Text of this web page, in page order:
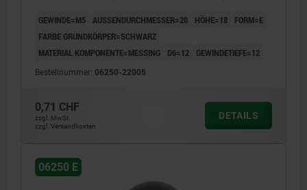
GEWINDE=M5 AUSSENDURCHMESSER=20 HÖHE=18
FORM=E
FARBE GRUNDKÖRPER=SCHWARZ
MATERIAL KOMPONENTE=MESSING
D6=12 GEWINDETIEFE=12
Bestellnummer: 06250-22005
0,71 CHF
zzgl. MwSt.
zzgl. Versandkosten
DETAILS
06250 E